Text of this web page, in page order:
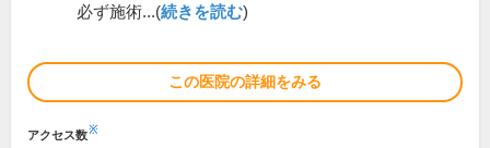
必ず施術...(続きを読む)
この医院の詳細をみる
アクセス数※